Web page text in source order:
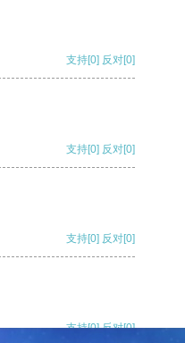
支持[0] 反对[0]
支持[0] 反对[0]
支持[0] 反对[0]
支持[0] 反对[0]